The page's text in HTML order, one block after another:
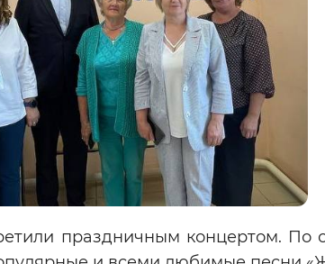
праздничным концертом. По